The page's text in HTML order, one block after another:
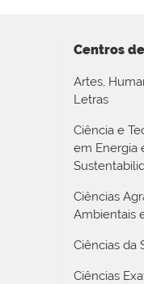
Centros
Artes,
Letras
Ciência e
em Energia
Ciências
Ambientais
Ciências da
Ciências